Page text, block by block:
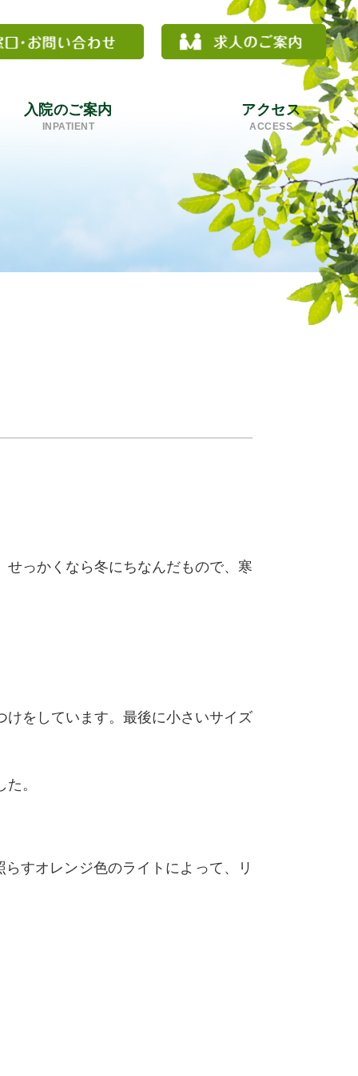
入院のご案内
INPATIENT
アクセス
ACCESS
っかくなら冬にちなんだもので、寒
をしています。最後に小さいサイズ
。
すオレンジ色のライトによって、リ